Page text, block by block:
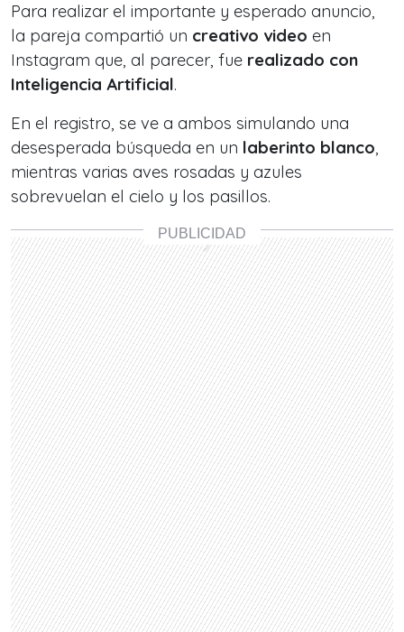
Para realizar el importante y esperado anuncio,
la pareja compartió un creativo video en
Instagram que, al parecer, fue realizado con
Inteligencia Artificial.
En el registro, se ve a ambos simulando una
desesperada búsqueda en un laberinto blanco,
mientras varias aves rosadas y azules
sobrevuelan el cielo y los pasillos.